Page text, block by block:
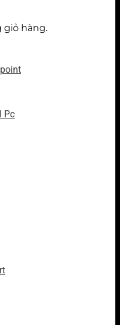
giỏ hàng.
Pc